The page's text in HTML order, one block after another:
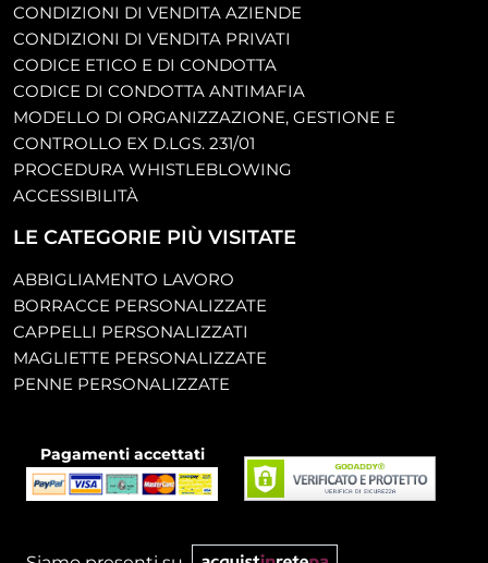
CONDIZIONI DI VENDITA AZIENDE
CONDIZIONI DI VENDITA PRIVATI
CODICE ETICO E DI CONDOTTA
CODICE DI CONDOTTA ANTIMAFIA
MODELLO DI ORGANIZZAZIONE, GESTIONE E
CONTROLLO EX D.LGS. 231/01
PROCEDURA WHISTLEBLOWING
ACCESSIBILITÀ
LE CATEGORIE PIÙ VISITATE
ABBIGLIAMENTO LAVORO
BORRACCE PERSONALIZZATE
CAPPELLI PERSONALIZZATI
MAGLIETTE PERSONALIZZATE
PENNE PERSONALIZZATE
Pagamenti accettati